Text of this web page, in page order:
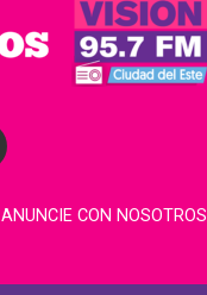
ANUNCIE CON NOSOTROS